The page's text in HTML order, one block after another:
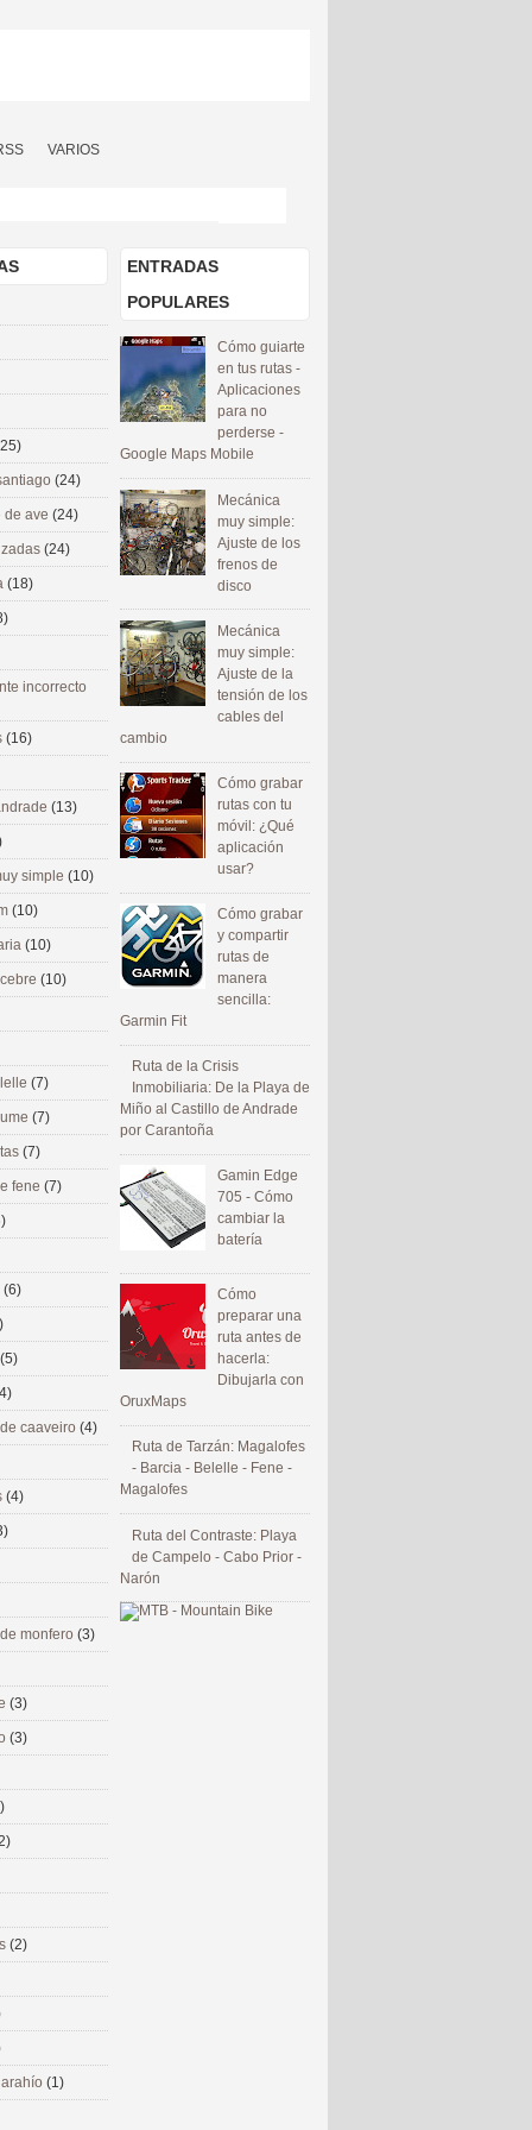
VARIOS
ENTRADAS
POPULARES
Cómo guiarte
en tus rutas -
Aplicaciones
para no
perderse -
Google Maps Mobile
Mecánica
muy simple:
Ajuste de los
frenos de
disco
Mecánica
muy simple:
Ajuste de la
tensión de los
cables del
cambio
Cómo grabar
rutas con tu
móvil: ¿Qué
aplicación
usar?
Cómo grabar
y compartir
rutas de
manera
sencilla:
Garmin Fit
Ruta de la Crisis
Inmobiliaria: De la Playa de
Miño al Castillo de Andrade
por Carantoña
Gamin Edge
705 - Cómo
cambiar la
batería
Cómo
preparar una
ruta antes de
hacerla:
Dibujarla con
OruxMaps
Ruta de Tarzán: Magalofes
- Barcia - Belelle - Fene -
Magalofes
Ruta del Contraste: Playa
de Campelo - Cabo Prior -
Narón
(24)
de ave (24)
(24)
(18)
incorrecto
(16)
(13)
simple (10)
(10)
(10)
(10)
(7)
(7)
(7)
fene (7)
(6)
(5)
caaveiro (4)
(4)
monfero (3)
(3)
(3)
(2)
(1)